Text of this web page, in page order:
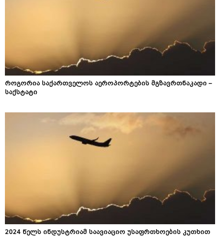
როგორია საქართველოს აეროპორტების მგზავრთნაკადი –
საქსტატი
2024 წელს ინდუსტრიამ საავიაციო უსაფრთხოების კუთხით